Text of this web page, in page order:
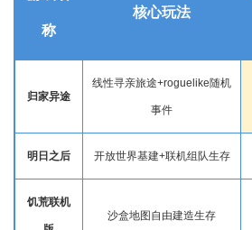
称
核心玩法
归家异途
线性寻亲旅途+roguelike随机
事件
明日之后 开放世界基建+联机组队生存
饥荒联机
沙盒地图自由建造生存